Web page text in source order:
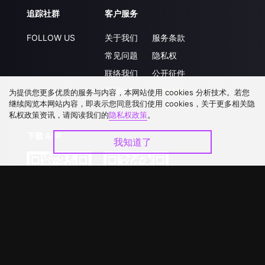
追踪社群
FOLLOW US
客户服务
关于我们
常见问题
联络我们
升级VIP
服务条款
隐私权
公开征件
合作洽談
为提供您更多优质的服务与内容，本网站使用 cookies 分析技术。若您
继续阅览本网站内容，即表示您同意我们使用 cookies，关于更多相关隐
私权政策资讯，请阅读我们的隐私权政策。
我知道了